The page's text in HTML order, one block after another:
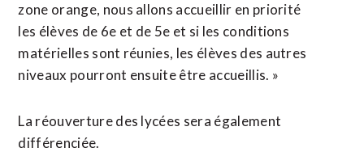
zone orange, nous allons accueillir en priorité
les élèves de 6e et de 5e et si les conditions
matérielles sont réunies, les élèves des autres
niveaux pourront ensuite être accueillis. »
La réouverture des lycées sera également
différenciée.